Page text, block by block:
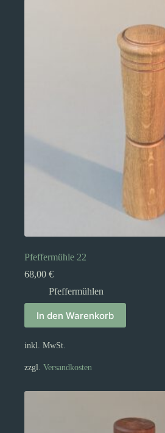
Pfeffermühle 22
68,00 €
Pfeffermühlen
In den Warenkorb
inkl. MwSt.
zzgl. Versandkosten